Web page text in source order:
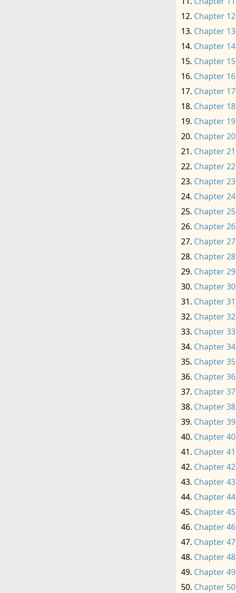
Chapter 12
Chapter 13
Chapter 14
Chapter 15
Chapter 16
Chapter 17
Chapter 18
Chapter 19
Chapter 20
Chapter 21
Chapter 22
Chapter 23
Chapter 24
Chapter 25
Chapter 26
Chapter 27
Chapter 28
Chapter 29
Chapter 30
Chapter 31
Chapter 32
Chapter 33
Chapter 34
Chapter 35
Chapter 36
Chapter 37
Chapter 38
Chapter 39
Chapter 40
Chapter 41
Chapter 42
Chapter 43
Chapter 44
Chapter 45
Chapter 46
Chapter 47
Chapter 48
Chapter 49
Chapter 50